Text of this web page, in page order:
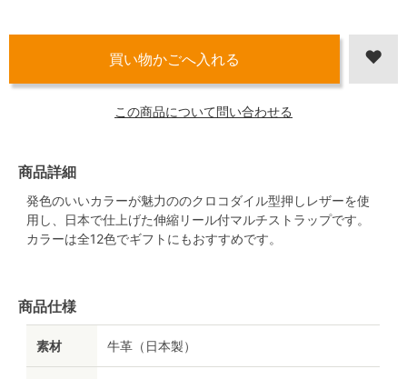
この商品について問い合わせる
商品詳細
発色のいいカラーが魅力ののクロコダイル型押しレザーを使
用し、日本で仕上げた伸縮リール付マルチストラップです。
カラーは全12色でギフトにもおすすめです。
商品仕様
素材 牛革（日本製）